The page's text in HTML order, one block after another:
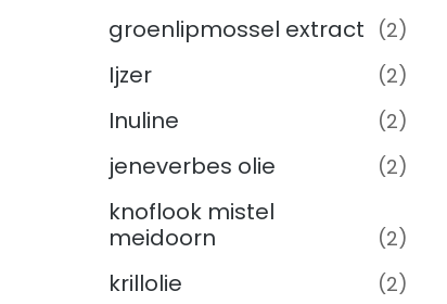
groenlipmossel extract (2)
Ijzer (2)
Inuline (2)
jeneverbes olie (2)
knoflook mistel
meidoorn
(2)
krillolie (2)